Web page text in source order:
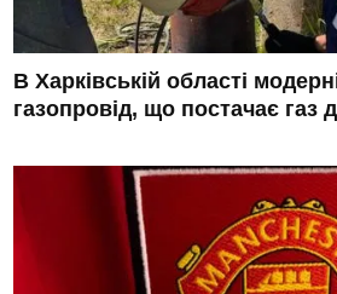
В Харківській області
газопровід, що постачає газ